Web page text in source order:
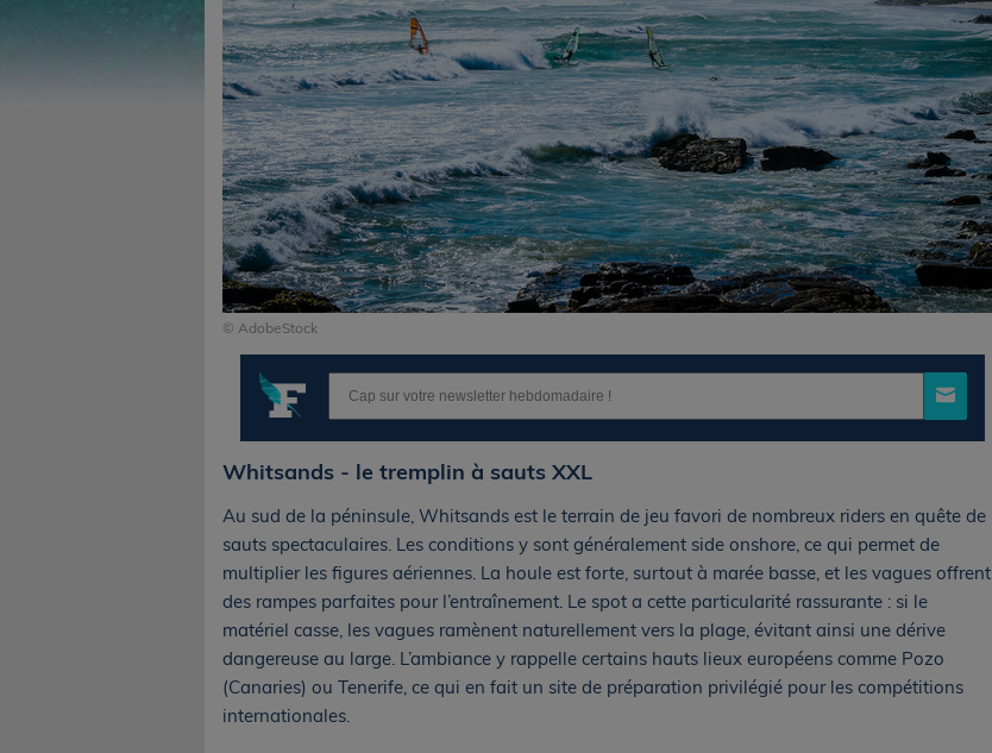
© AdobeStock
Whitsands - le tremplin à sauts XXL
Au sud de la péninsule, Whitsands est le terrain de jeu favori de nombreux riders en quête de
sauts spectaculaires. Les conditions y sont généralement side onshore, ce qui permet de
multiplier les figures aériennes. La houle est forte, surtout à marée basse, et les vagues offrent
des rampes parfaites pour l’entraînement. Le spot a cette particularité rassurante : si le
matériel casse, les vagues ramènent naturellement vers la plage, évitant ainsi une dérive
dangereuse au large. L’ambiance y rappelle certains hauts lieux européens comme Pozo
(Canaries) ou Tenerife, ce qui en fait un site de préparation privilégié pour les compétitions
internationales.